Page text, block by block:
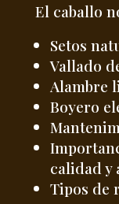
El caballo
Setos
Vallado
Alambre
Boyero
calidad y
Tipos de